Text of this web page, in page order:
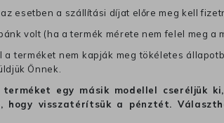
esetben a szállítási díjat előre meg kell
volt (ha a termék mérete nem felel meg a
terméket nem kapják meg tökéletes
Önnek.
egy másik modellel cseréljük
hogy visszatérítsük a pénztét.